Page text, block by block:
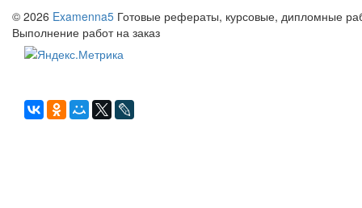
© 2026 Examenna5 Готовые рефераты, курсовые, дипломные
Выполнение работ на заказ